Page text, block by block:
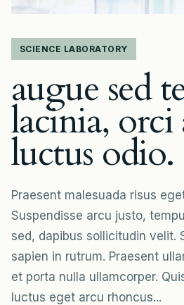
SCIENCE LABORATORY
augue sed
lacinia, orci
luctus odio.
Praesent malesuada risus
Suspendisse arcu justo,
sed, dapibus sollicitudin velit.
sapien in rutrum. Praesent
et porta nulla ullamcorper.
luctus eget arcu rhoncus...